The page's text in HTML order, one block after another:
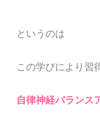
というのは
この学びにより習
自律神経バランス